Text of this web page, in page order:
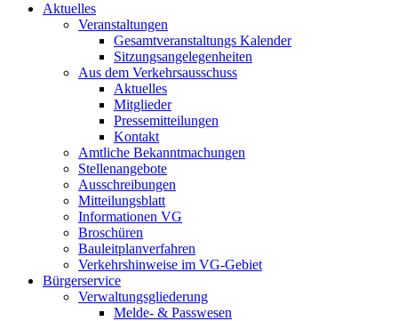
Aktuelles
Veranstaltungen
Gesamtveranstaltungs Kalender
Sitzungsangelegenheiten
Aus dem Verkehrsausschuss
Aktuelles
Mitglieder
Pressemitteilungen
Kontakt
Amtliche Bekanntmachungen
Stellenangebote
Ausschreibungen
Mitteilungsblatt
Informationen VG
Broschüren
Bauleitplanverfahren
Verkehrshinweise im VG-Gebiet
Bürgerservice
Verwaltungsgliederung
Melde- & Passwesen